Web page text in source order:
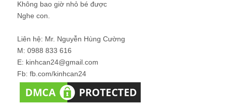
Không bao giờ nhỏ bé được
Nghe con.
Liên hệ: Mr. Nguyễn Hùng Cường
M: 0988 833 616
E: kinhcan24@gmail.com
Fb: fb.com/kinhcan24